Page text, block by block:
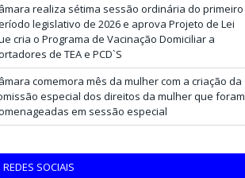
realiza sétima sessão ordinária do primeiro
legislativo de 2026 e aprova Projeto de Lei
cria o Programa de Vacinação Domiciliar a
de TEA e PCD`S
comemora mês da mulher com a criação da
especial dos direitos da mulher que foram
em sessão especial
REDES SOCIAIS